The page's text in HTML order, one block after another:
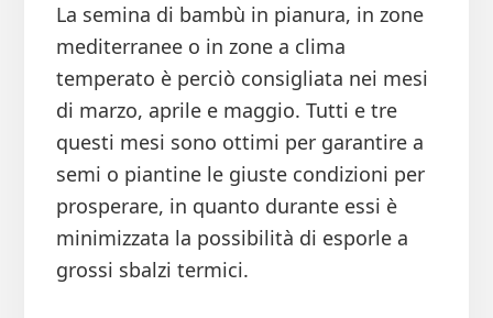
La semina di bambù in pianura, in zone
mediterranee o in zone a clima
temperato è perciò consigliata nei mesi
di marzo, aprile e maggio. Tutti e tre
questi mesi sono ottimi per garantire a
semi o piantine le giuste condizioni per
prosperare, in quanto durante essi è
minimizzata la possibilità di esporle a
grossi sbalzi termici.